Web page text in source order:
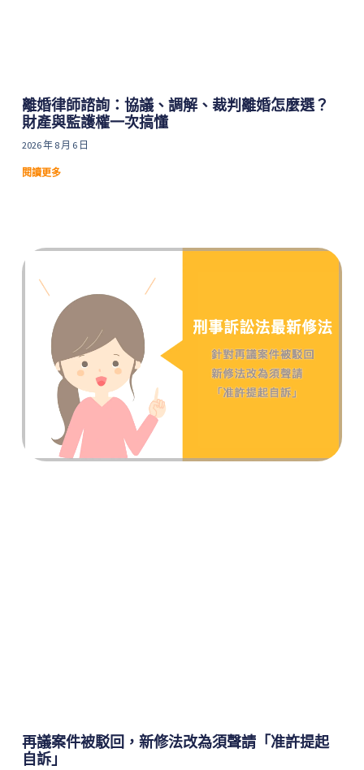
離婚律師諮詢：協議、調解、裁判離婚怎麼選？
財產與監護權一次搞懂
2026 年 8 月 6 日
閱讀更多
再議案件被駁回，新修法改為須聲請「准許提起
自訴」